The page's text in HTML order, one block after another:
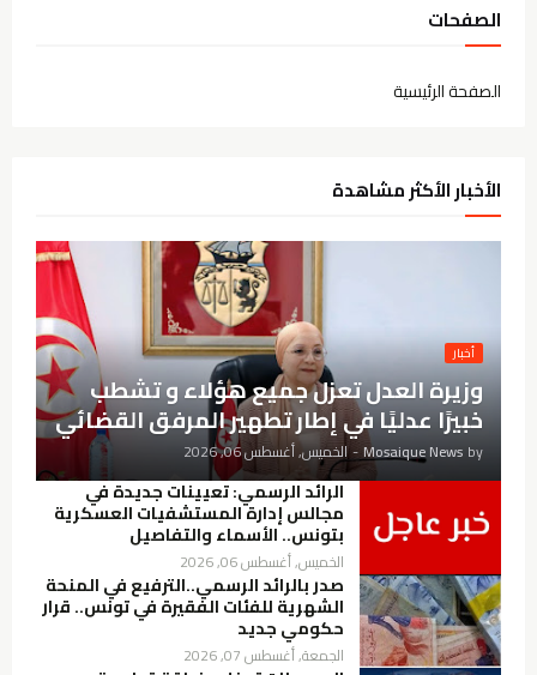
الصفحات
الصفحة الرئيسية
الأخبار الأكثر مشاهدة
أخبار
وزيرة العدل تعزل جميع هؤلاء و تشطب
خبيرًا عدليًا في إطار تطهير المرفق القضائي
by
Mosaique News
- الخميس, أغسطس 06, 2026
الرائد الرسمي: تعيينات جديدة في
مجالس إدارة المستشفيات العسكرية
بتونس.. الأسماء والتفاصيل
الخميس, أغسطس 06, 2026
صدر بالرائد الرسمي..الترفيع في المنحة
الشهرية للفئات الفقيرة في تونس.. قرار
حكومي جديد
الجمعة, أغسطس 07, 2026